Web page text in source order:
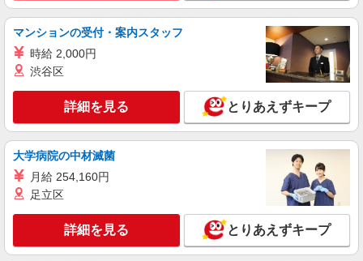
月 ※経験・能力による 【試用期間】月給 212490
キープ 詳細を見る
契約社員
ソフトバンク販売契約社員【浜松市浜北区エリア】
家電量販店内の携帯販売スタッフ
月給 263,340円 〜 263,340円 試用期間なし ※
経験・能力による 【試用期間】時給 0 円 〜 0 円
■ソフトバンク販売契約社員【浜松市浜北区エ
リア】 静岡県浜松市浜北区
詳細を見る
ソフトバンクプレ葉ウォーク浜北店
マンションの受付・案内スタッフ
時給 2,000円
渋谷区
詳細を見る とりあえずキープ
大学病院の中材滅菌
月給 254,160円
足立区
詳細を見る とりあえずキープ